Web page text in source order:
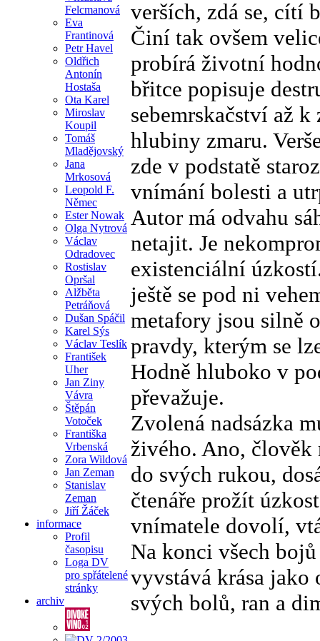
Felcmanová
Eva
Frantinová
Petr Havel
Oldřich
Antonín
Hostaša
Ota Karel
Miroslav
Koupil
Tomáš
Mladějovský
Jana
Mrkosová
Leopold F.
Němec
Ester Nowak
Olga Nytrová
Václav
Odradovec
Rostislav
Opršal
Alžběta
Petráňová
Dušan Spáčil
Karel Sýs
Václav Teslík
František
Uher
Jan Ziny
Vávra
Štěpán
Votoček
Františka
Vrbenská
Zora Wildová
Jan Zeman
Stanislav
Zeman
Jiří Žáček
informace
Profil
časopisu
Loga DV
pro spřátelené
stránky
archiv
verších, zdá se, cítí
Činí tak ovšem
probírá životní
břitce popisuje
sebemrskačství až
hlubiny zmaru.
zde v podstatě
vnímání bolesti a
Autor má odvahu
netajit. Je
existenciální
ještě se pod ni
metafory jsou silně
pravdy, kterým se
Hodně hluboko v
převažuje.
Zvolená nadsázka
živého. Ano, člověk
do svých rukou,
čtenáře prožít
vnímatele dovolí,
Na konci všech
vyvstává krása jako
svých bolů, ran a